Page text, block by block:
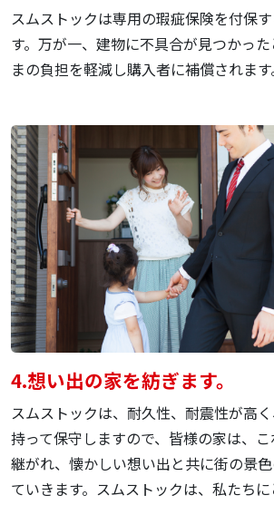
スムストックは専用の瑕疵保険を付保
す。万が一、建物に不具合が見つかっ
まの負担を軽減し購入者に補償されます
4.想い出の家を紡ぎます。
スムストックは、耐久性、耐震性が高
持って保守しますので、皆様の家は、
継がれ、懐かしい想い出と共に街の景
ていきます。スムストックは、私たち